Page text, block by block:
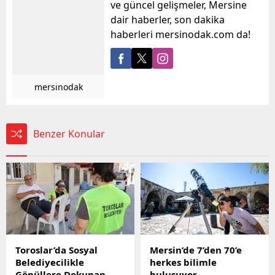
mersinodak
ve güncel gelişmeler, Mersine
dair haberler, son dakika
haberleri mersinodak.com da!
Benzer Konular
Toroslar’da Sosyal
Belediyecilikle
Mersin’de 7’den 70’e
herkes bilimle